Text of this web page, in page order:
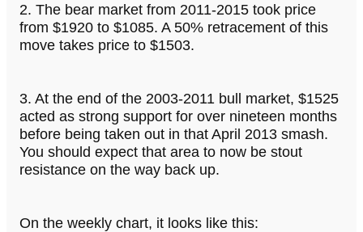
2. The bear market from 2011-2015 took price
from $1920 to $1085. A 50% retracement of this
move takes price to $1503.
3. At the end of the 2003-2011 bull market, $1525
acted as strong support for over nineteen months
before being taken out in that April 2013 smash.
You should expect that area to now be stout
resistance on the way back up.
On the weekly chart, it looks like this: